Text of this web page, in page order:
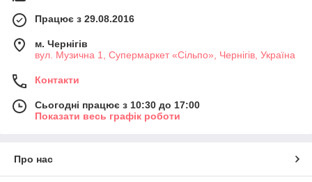
Працює з 29.08.2016
м. Чернігів
вул. Музична 1, Супермаркет «Сільпо», Чернігів, Україна
Контакти
Сьогодні працює з 10:30 до 17:00
Показати весь графік роботи
Про нас